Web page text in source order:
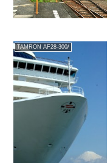
TAMRON AF28-300/